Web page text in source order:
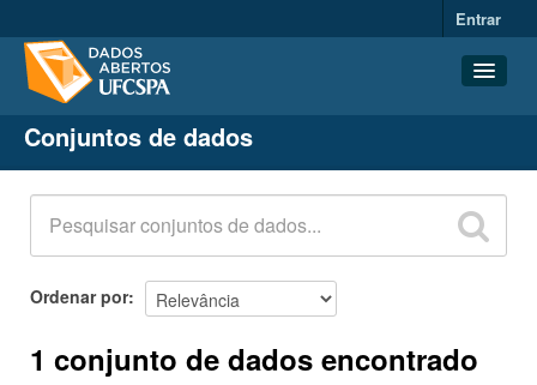
Entrar
Conjuntos de dados
Organizações
Grupos
Sobre
Conjuntos de dados
Ordenar por
1 conjunto de dados encontrado